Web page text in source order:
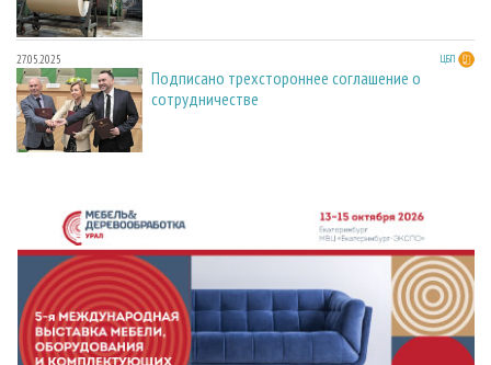
27.05.2025 ЦБП
Подписано трехстороннее соглашение о
сотрудничестве